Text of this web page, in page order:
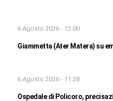
6 Agosto 2026 - 12:00
Giammetta (Ater Matera) su
6 Agosto 2026 - 11:28
Ospedale di Policoro,